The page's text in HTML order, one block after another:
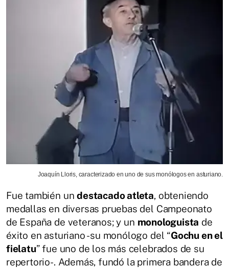
Joaquín Lloris, caracterizado en uno de sus monólogos en asturiano.
Fue también undestacado atleta, obteniendo
medallas en diversas pruebas del Campeonato
de España de veteranos; y un monologuista de
éxito en asturiano -su monólogo del “Gochu en el
fielatu” fue uno de los más celebrados de su
repertorio-. Además, fundó la primera bandera de